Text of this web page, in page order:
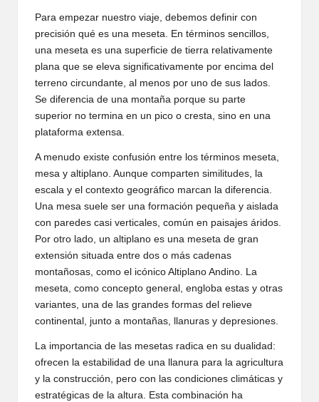
Para empezar nuestro viaje, debemos definir con
precisión qué es una meseta. En términos sencillos,
una meseta es una superficie de tierra relativamente
plana que se eleva significativamente por encima del
terreno circundante, al menos por uno de sus lados.
Se diferencia de una montaña porque su parte
superior no termina en un pico o cresta, sino en una
plataforma extensa.
A menudo existe confusión entre los términos meseta,
mesa y altiplano. Aunque comparten similitudes, la
escala y el contexto geográfico marcan la diferencia.
Una mesa suele ser una formación pequeña y aislada
con paredes casi verticales, común en paisajes áridos.
Por otro lado, un altiplano es una meseta de gran
extensión situada entre dos o más cadenas
montañosas, como el icónico Altiplano Andino. La
meseta, como concepto general, engloba estas y otras
variantes, una de las grandes formas del relieve
continental, junto a montañas, llanuras y depresiones.
La importancia de las mesetas radica en su dualidad:
ofrecen la estabilidad de una llanura para la agricultura
y la construcción, pero con las condiciones climáticas y
estratégicas de la altura. Esta combinación ha